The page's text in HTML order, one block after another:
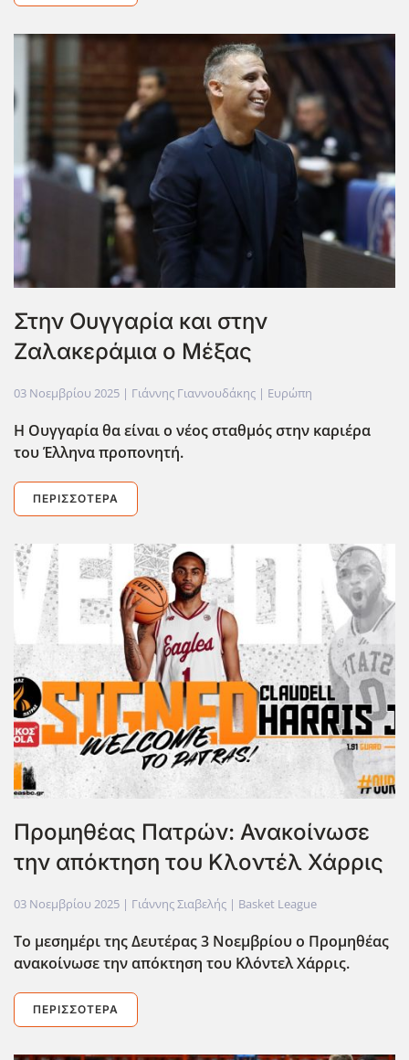
Στην Ουγγαρία και στην
Ζαλακεράμια ο Μέξας
03 Νοεμβρίου 2025 | Γιάννης Γιαννουδάκης | Ευρώπη
Η Ουγγαρία θα είναι ο νέος σταθμός στην καριέρα
του Έλληνα προπονητή.
ΠΕΡΙΣΣΌΤΕΡΑ
Προμηθέας Πατρών: Ανακοίνωσε
την απόκτηση του Κλοντέλ Χάρρις
03 Νοεμβρίου 2025 | Γιάννης Σιαβελής | Basket League
Το μεσημέρι της Δευτέρας 3 Νοεμβρίου ο Προμηθέας
ανακοίνωσε την απόκτηση του Κλόντελ Χάρρις.
ΠΕΡΙΣΣΌΤΕΡΑ